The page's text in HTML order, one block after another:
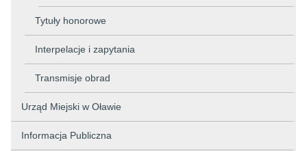
Tytuły honorowe
Interpelacje i zapytania
Transmisje obrad
Urząd Miejski w Oławie
Informacja Publiczna